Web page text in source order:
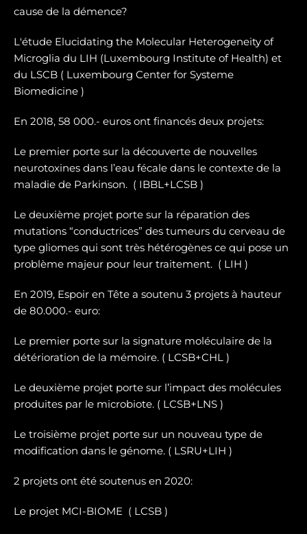
cause de la démence?
L'étude Elucidating the Molecular Heterogeneity of
Microglia du LIH (Luxembourg Institute of Health) et
du LSCB ( Luxembourg Center for Systeme
Biomedicine )
En 2018, 58 000.- euros ont financés deux projets:
Le premier porte sur la découverte de nouvelles
neurotoxines dans l’eau fécale dans le contexte de la
maladie de Parkinson. ( IBBL+LCSB )
Le deuxième projet porte sur la réparation des
mutations “conductrices” des tumeurs du cerveau de
type gliomes qui sont très hétérogènes ce qui pose un
problème majeur pour leur traitement. ( LIH )
En 2019, Espoir en Tête a soutenu 3 projets à hauteur
de 80.000.- euro:
Le premier porte sur la signature moléculaire de la
détérioration de la mémoire. ( LCSB+CHL )
Le deuxième projet porte sur l’impact des molécules
produites par le microbiote. ( LCSB+LNS )
Le troisième projet porte sur un nouveau type de
modification dans le génome. ( LSRU+LIH )
2 projets ont été soutenus en 2020:
Le projet MCI-BIOME ( LCSB )